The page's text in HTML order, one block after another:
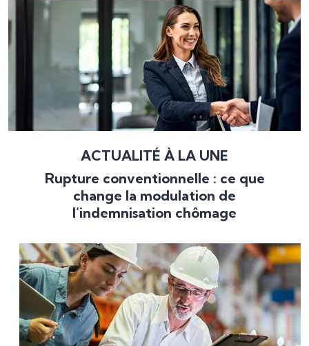
ACTUALITÉ À LA UNE
Rupture conventionnelle : ce que
change la modulation de
l’indemnisation chômage